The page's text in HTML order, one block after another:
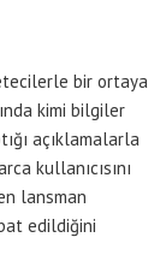
bir ortaya
kimi bilgiler
açıklamalarla
kullanıcısını
lansman
edildiğini